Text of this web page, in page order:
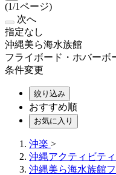
(1/1ページ)
次へ
指定なし
沖縄美ら海水族館
フライボード・ホバーボ
条件変更
絞り込み
おすすめ順
お気に入り
沖楽 >
沖縄アクティビティ
沖縄美ら海水族館